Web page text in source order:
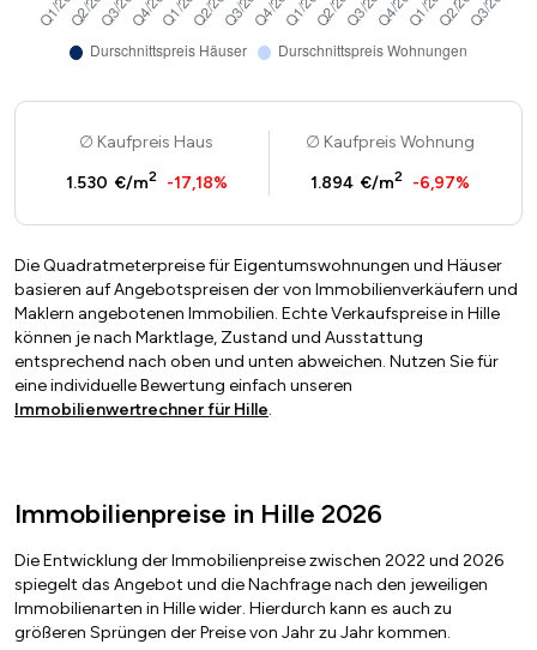
Kaufpreis Haus
1.530 €/m2 -17,18%
Kaufpreis Wohnung
1.894 €/m2 -6,97%
Die Quadratmeterpreise für Eigentumswohnungen und Häuser
basieren auf Angebotspreisen der von Immobilienverkäufern und
Maklern angebotenen Immobilien. Echte Verkaufspreise in Hille
können je nach Marktlage, Zustand und Ausstattung
entsprechend nach oben und unten abweichen. Nutzen Sie für
eine individuelle Bewertung einfach unseren
Immobilienwertrechner für Hille.
Immobilienpreise in Hille 2026
Die Entwicklung der Immobilienpreise zwischen 2022 und 2026
spiegelt das Angebot und die Nachfrage nach den jeweiligen
Immobilienarten in Hille wider. Hierdurch kann es auch zu
größeren Sprüngen der Preise von Jahr zu Jahr kommen.